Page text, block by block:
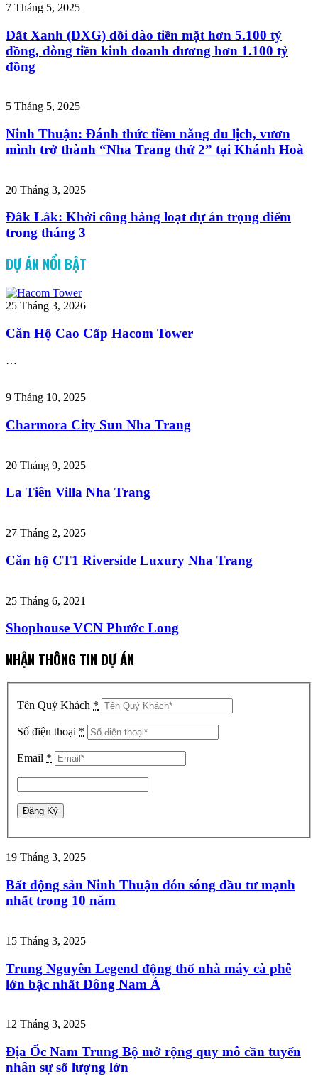
7 Tháng 5, 2025
Đất Xanh (DXG) dồi dào tiền mặt hơn 5.100 tỷ
đồng, dòng tiền kinh doanh dương hơn 1.100 tỷ
đồng
5 Tháng 5, 2025
Ninh Thuận: Đánh thức tiềm năng du lịch, vươn
mình trở thành “Nha Trang thứ 2” tại Khánh Hoà
20 Tháng 3, 2025
Đắk Lắk: Khởi công hàng loạt dự án trọng điểm
trong tháng 3
DỰ ÁN NỔI BẬT
25 Tháng 3, 2026
Căn Hộ Cao Cấp Hacom Tower
…
9 Tháng 10, 2025
Charmora City Sun Nha Trang
20 Tháng 9, 2025
La Tiên Villa Nha Trang
27 Tháng 2, 2025
Căn hộ CT1 Riverside Luxury Nha Trang
25 Tháng 6, 2021
Shophouse VCN Phước Long
NHẬN THÔNG TIN DỰ ÁN
Tên Quý Khách *
Số điện thoại *
Email *
19 Tháng 3, 2025
Bất động sản Ninh Thuận đón sóng đầu tư mạnh
nhất trong 10 năm
15 Tháng 3, 2025
Trung Nguyên Legend động thổ nhà máy cà phê
lớn bậc nhất Đông Nam Á
12 Tháng 3, 2025
Địa Ốc Nam Trung Bộ mở rộng quy mô cần tuyển
nhân sự số lượng lớn